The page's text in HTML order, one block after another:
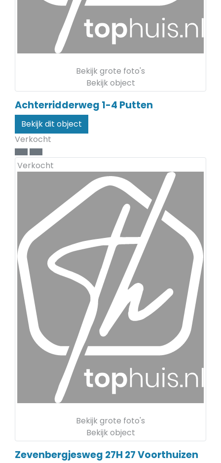
Bekijk grote foto's
Bekijk object
Achterridderweg 1-4 Putten
Bekijk dit object
Verkocht
Verkocht
Bekijk grote foto's
Bekijk object
Zevenbergjesweg 27H 27Voorthuizen